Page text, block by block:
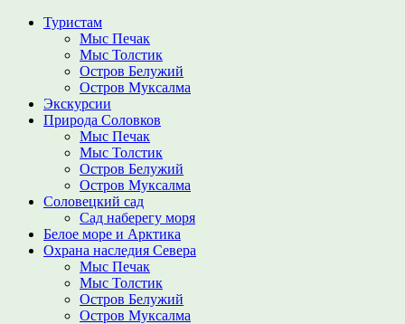
Туристам
Мыс Печак
Мыс Толстик
Остров Белужий
Остров Муксалма
Экскурсии
Природа Соловков
Мыс Печак
Мыс Толстик
Остров Белужий
Остров Муксалма
Соловецкий сад
Сад наберегу моря
Белое море и Арктика
Охрана наследия Севера
Мыс Печак
Мыс Толстик
Остров Белужий
Остров Муксалма